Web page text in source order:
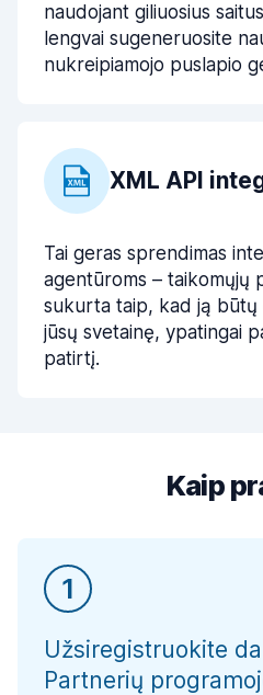
naudojant giliuosius
lengvai sugeneruosite
nukreipiamojo puslapio
XML API
Tai geras sprendimas
agentūroms – taikomųjų
sukurta taip, kad ją būtų
jūsų svetainę, ypatingai
patirtį.
Kaip
1
Užsiregistruokite
Partnerių